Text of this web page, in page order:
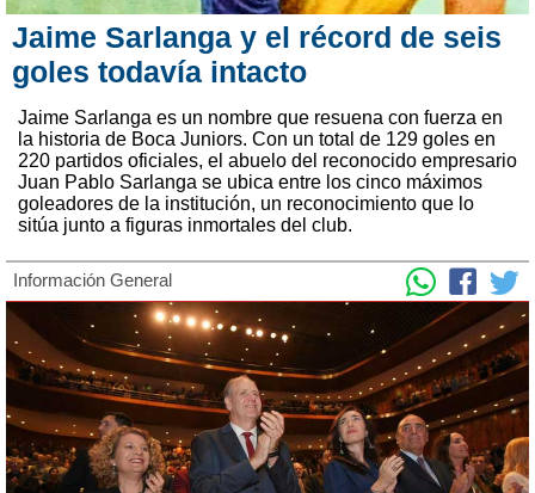
Jaime Sarlanga y el récord de seis
goles todavía intacto
Jaime Sarlanga es un nombre que resuena con fuerza en
la historia de Boca Juniors. Con un total de 129 goles en
220 partidos oficiales, el abuelo del reconocido empresario
Juan Pablo Sarlanga se ubica entre los cinco máximos
goleadores de la institución, un reconocimiento que lo
sitúa junto a figuras inmortales del club.
Información General